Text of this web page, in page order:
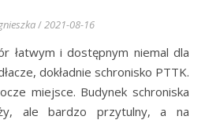
/2021-08-16
dokładnie schronisko PTTK.
miejsce. Budynek schroniska
ale bardzo przytulny, a na